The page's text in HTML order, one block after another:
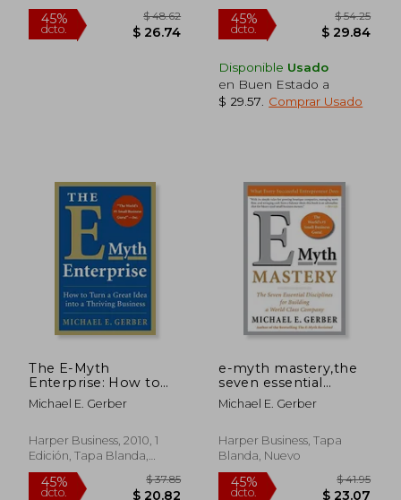
45%
dcto.
45%
dcto.
Disponible Usado
en Buen Estado a
$ 29.57
Comprar Usado
The E-Myth
Enterprise: How to
Turn a Great Idea Into
a Thriving Business
Michael E. Gerber
Harper Business, 2010, 1
Edición, Tapa Blanda,
Nuevo
e-myth mastery,the
seven essential
disciplines for
building a world class
Michael E. Gerber
Harper Business, Tapa
Blanda, Nuevo